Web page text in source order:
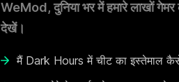
WeMod, दुनिया भर में हमारे लाखों
देखें।
मैं Dark Hours में चीट का इस्तेमाल